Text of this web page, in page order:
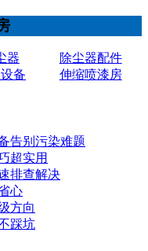
器
除尘器配件
备 伸缩喷漆房
告别污染难题
超实用
排查解决
心
方向
踩坑